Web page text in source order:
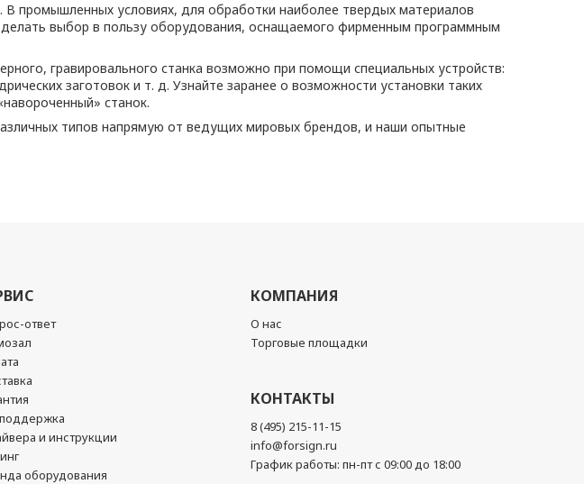
промышленных условиях, для обработки наиболее твердых материалов
выбор в пользу оборудования, оснащаемого фирменным программным
гравировального станка возможно при помощи специальных устройств:
заготовок и т. д. Узнайте заранее о возможности установки таких
станок.
типов напрямую от ведущих мировых брендов, и наши опытные
ответ
и инструкции
оборудования
КОМПАНИЯ
О нас
Торговые площадки
КОНТАКТЫ
8 (495) 215-11-15
info@forsign.ru
График работы: пн-пт с 09:00 до 18:00